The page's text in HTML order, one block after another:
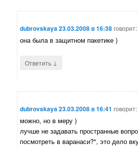
dubrovskaya23.03.2008 в 16:38говорит:
она была в защитном пакетике )
Ответить ↓
dubrovskaya23.03.2008 в 16:41 говорит:
можно, но в меру )
лучше не задавать пространные
посмотреть в варанаси?", это дело